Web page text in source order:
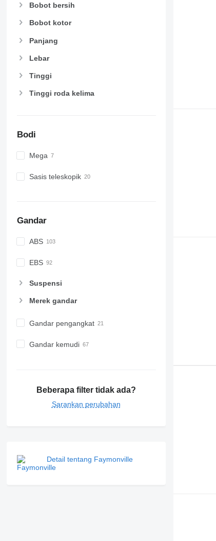
Bobot bersih
Bobot kotor
Panjang
Lebar
Tinggi
Tinggi roda kelima
Bodi
Mega
Sasis teleskopik
Gandar
ABS
EBS
Suspensi
Merek gandar
Gandar pengangkat
Gandar kemudi
Beberapa filter tidak ada?
Sarankan perubahan
Detail tentang Faymonville